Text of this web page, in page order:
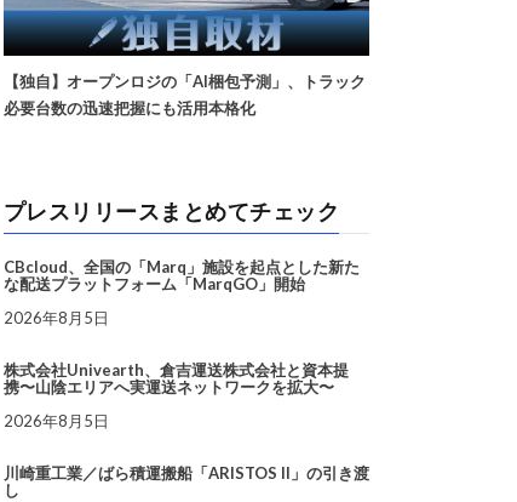
【独自】オープンロジの「AI梱包予測」、トラック
必要台数の迅速把握にも活用本格化
プレスリリースまとめてチェック
CBcloud、全国の「Marq」施設を起点とした新た
な配送プラットフォーム「MarqGO」開始
2026年8月5日
株式会社Univearth、倉吉運送株式会社と資本提
携〜山陰エリアへ実運送ネットワークを拡大〜
2026年8月5日
川崎重工業／ばら積運搬船「ARISTOS II」の引き渡
し